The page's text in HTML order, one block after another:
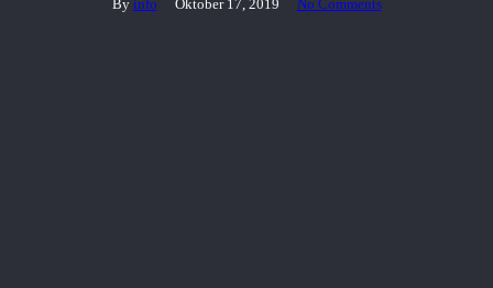
By info Oktober 17, 2019 No Comments